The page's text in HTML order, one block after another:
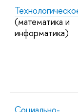
(математика и
информатика)